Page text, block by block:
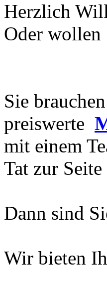
Herzlich
Oder wollen
Sie
preiswerte
mit einem
Tat zur Seite
Dann sind
Wir bieten